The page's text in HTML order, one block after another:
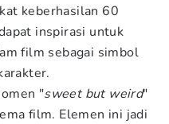
keberhasilan 60
inspirasi untuk
film sebagai simbol
"sweet but weird"
film. Elemen ini jadi